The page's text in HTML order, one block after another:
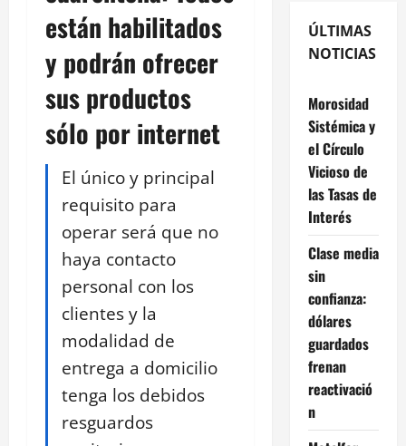
están habilitados
y podrán ofrecer
sus productos
sólo por internet
El único y principal
requisito para
operar será que no
haya contacto
personal con los
clientes y la
modalidad de
entrega a domicilio
tenga los debidos
resguardos
ÚLTIMAS
NOTICIAS
Morosidad
Sistémica y
el Círculo
Vicioso de
las Tasas de
Interés
Clase media
sin
confianza:
dólares
guardados
frenan
reactivació
n